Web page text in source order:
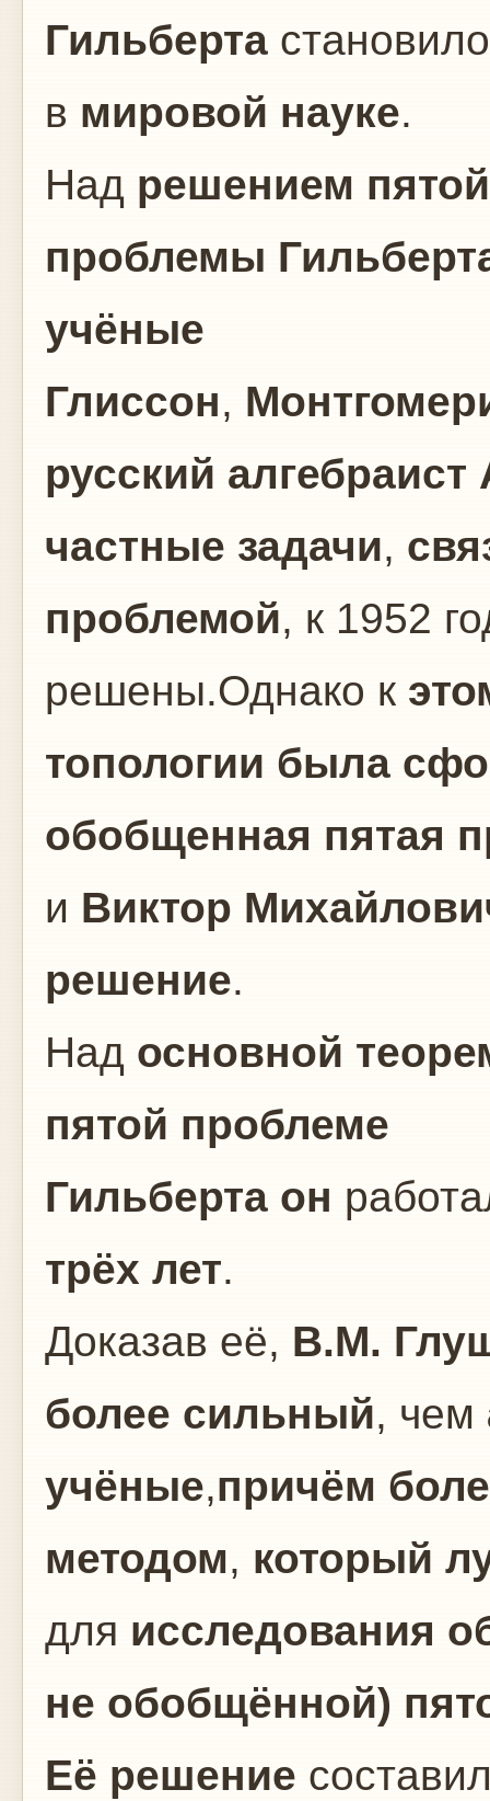
Гильберта
в мировой науке.
Над решением пятой
проблемы
учёные
Глиссон,
русский алгебраист
частные задачи,
проблемой, к 1952
решены.Однако к
топологии была
обобщенная пятая
и Виктор
решение.
Над основной
пятой проблеме
Гильберта он
трёх лет.
Доказав её, В.М.
более сильный, чем
учёные,причём
методом, который
для исследования
не обобщённой)
Её решение